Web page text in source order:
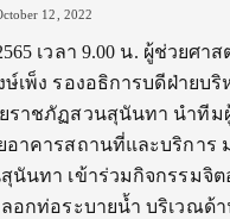
12, 2022
เวลา 9.00 น. ผู้ช่วยศาส
เพ็ง รองอธิการบดีฝ่ายบริ
ราชภัฏสวนสุนันทา นำทีม
อาคารสถานที่และบริการ
นันทา เข้าร่วมกิจกรรมจิต
อกท่อระบายน้ำ บริเวณด้